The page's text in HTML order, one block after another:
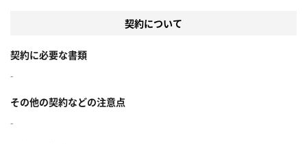
契約について
契約に必要な書類
-
その他の契約などの注意点
-